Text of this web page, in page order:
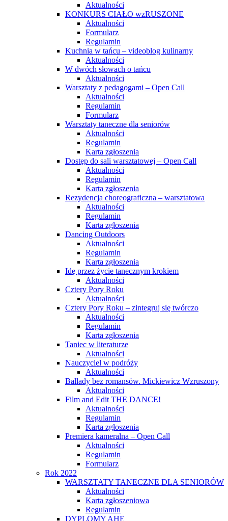
Aktualności
KONKURS CIAŁO wzRUSZONE
Aktualności
Formularz
Regulamin
Kuchnia w tańcu – videoblog kulinarny
Aktualności
W dwóch słowach o tańcu
Aktualności
Warsztaty z pedagogami – Open Call
Aktualności
Regulamin
Formularz
Warsztaty taneczne dla seniorów
Aktualności
Regulamin
Karta zgłoszenia
Dostęp do sali warsztatowej – Open Call
Aktualności
Regulamin
Karta zgłoszenia
Rezydencja choreograficzna – warsztatowa
Aktualności
Regulamin
Karta zgłoszenia
Dancing Outdoors
Aktualności
Regulamin
Karta zgłoszenia
Idę przez życie tanecznym krokiem
Aktualności
Cztery Pory Roku
Aktualności
Cztery Pory Roku – zintegruj się twórczo
Aktualności
Regulamin
Karta zgłoszenia
Taniec w literaturze
Aktualności
Nauczyciel w podróży
Aktualności
Ballady bez romansów. Mickiewicz Wzruszony
Aktualności
Film and Edit THE DANCE!
Aktualności
Regulamin
Karta zgłoszenia
Premiera kameralna – Open Call
Aktualności
Regulamin
Formularz
Rok 2022
WARSZTATY TANECZNE DLA SENIORÓW
Aktualności
Karta zgłoszeniowa
Regulamin
DYPLOMY AHE